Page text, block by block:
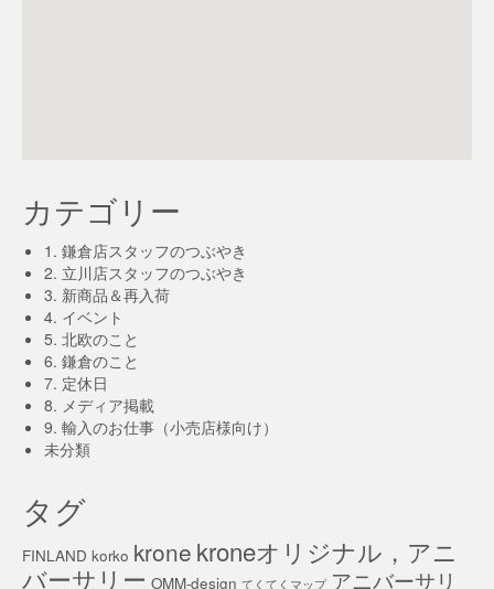
カテゴリー
1. 鎌倉店スタッフのつぶやき
2. 立川店スタッフのつぶやき
3. 新商品＆再入荷
4. イベント
5. 北欧のこと
6. 鎌倉のこと
7. 定休日
8. メディア掲載
9. 輸入のお仕事（小売店様向け）
未分類
タグ
FINLAND korko krone kroneオリジナル，アニ
バーサリー OMM-design てくてくマップ アニバーサリ